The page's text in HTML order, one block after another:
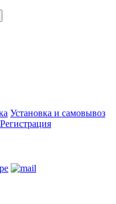
Установка и самовывоз
Регистрация